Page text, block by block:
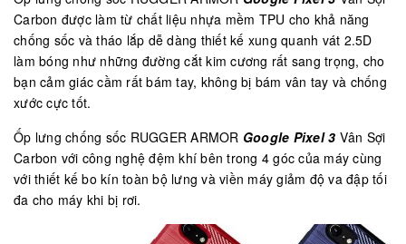
Carbon được làm từ chất liệu nhựa mềm TPU cho khả năng
chống sốc và tháo lắp dễ dàng thiết kế xung quanh vát 2.5D
làm bóng như những đường cắt kim cương rất sang trọng, cho
bạn cảm giác cầm rất bám tay, không bị bám vân tay và chống
xước cực tốt.
Ốp lưng chống sốc RUGGER ARMOR Google Pixel 3 Vân Sợi
Carbon với công nghệ đệm khí bên trong 4 góc của máy cùng
với thiết kế bo kín toàn bộ lưng và viền máy giảm độ va đập tối
đa cho máy khi bị rơi.